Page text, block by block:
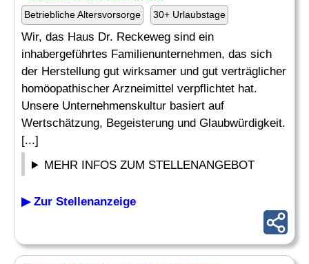
Betriebliche Altersvorsorge 30+ Urlaubstage
Wir, das Haus Dr. Reckeweg sind ein
inhabergeführtes Familienunternehmen, das sich
der Herstellung gut wirksamer und gut verträglicher
homöopathischer Arzneimittel verpflichtet hat.
Unsere Unternehmenskultur basiert auf
Wertschätzung, Begeisterung und Glaubwürdigkeit.
[...]
MEHR INFOS ZUM STELLENANGEBOT
▶ Zur Stellenanzeige